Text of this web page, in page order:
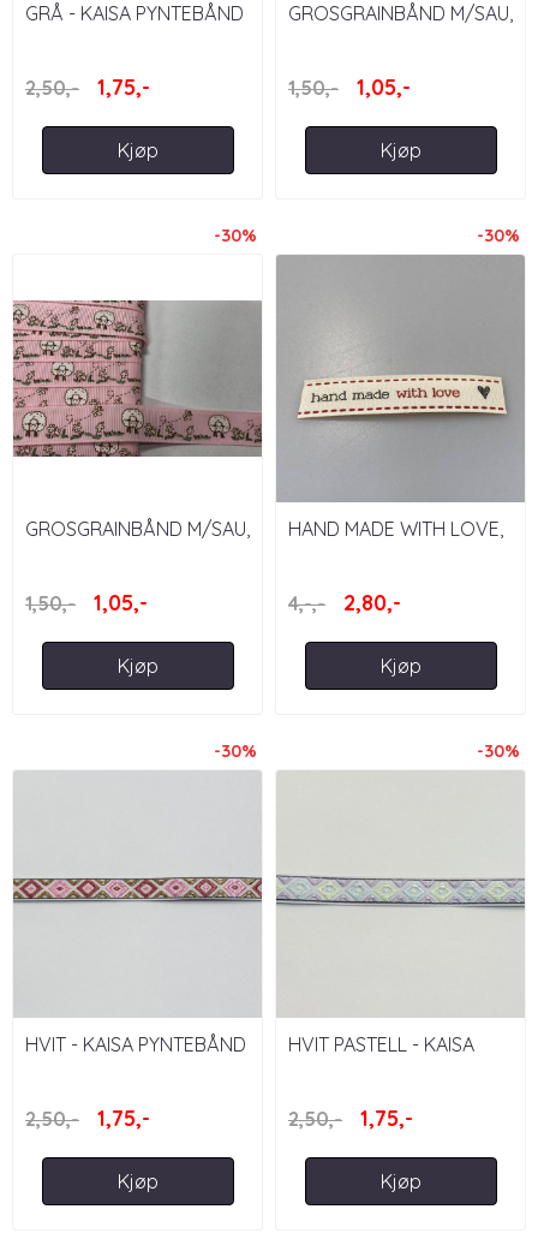
GRÅ - KAISA PYNTEBÅND
2,50,-
1,75,-
Kjøp
GROSGRAINBÅND M/SAU,
1,50,-
1,05,-
Kjøp
-30%
GROSGRAINBÅND M/SAU,
1,50,-
1,05,-
Kjøp
-30%
HAND MADE WITH LOVE,
4,-,-
2,80,-
Kjøp
-30%
HVIT - KAISA PYNTEBÅND
2,50,-
1,75,-
Kjøp
-30%
HVIT PASTELL - KAISA
2,50,-
1,75,-
Kjøp